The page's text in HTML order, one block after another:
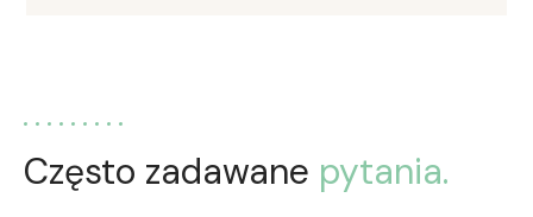
Często zadawane pytania.